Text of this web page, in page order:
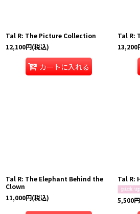
Tal R: The Picture Collection
12,100円(税込)
カートに入れる
Tal R:
13,200
Tal R: The Elephant Behind the
Clown
11,000円(税込)
Tal R:
5,500円